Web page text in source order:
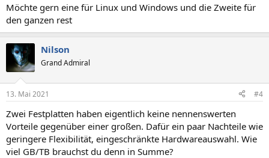
Möchte gern eine für Linux und Windows und die Zweite für
den ganzen rest
Nilson
Grand Admiral
13. Mai 2021 #4
Zwei Festplatten haben eigentlich keine nennenswerten
Vorteile gegenüber einer großen. Dafür ein paar Nachteile wie
geringere Flexibilität, eingeschränkte Hardwareauswahl. Wie
viel GB/TB brauchst du denn in Summe?